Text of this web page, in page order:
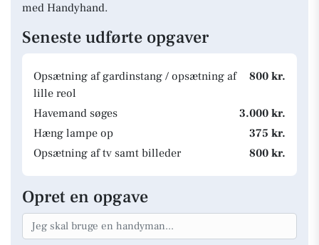
med Handyhand.
Seneste udførte opgaver
Opsætning af gardinstang / opsætning af
lille reol
800 kr.
Havemand søges
3.000 kr.
Hæng lampe op
375 kr.
Opsætning af tv samt billeder
800 kr.
Opret en opgave